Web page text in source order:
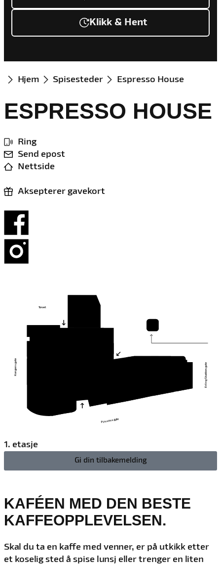
Klikk & Hent
Hjem Spisesteder Espresso House
ESPRESSO HOUSE
Ring
Send epost
Nettside
Aksepterer gavekort
Kongens gate Erling Skakkes gate
Prinsens gate
Torvet
1. etasje
Gi din tilbakemelding
KAFÉEN MED DEN BESTE
KAFFEOPPLEVELSEN.
Skal du ta en kaffe med venner, er på utkikk etter
et koselig sted å spise lunsj eller trenger en liten